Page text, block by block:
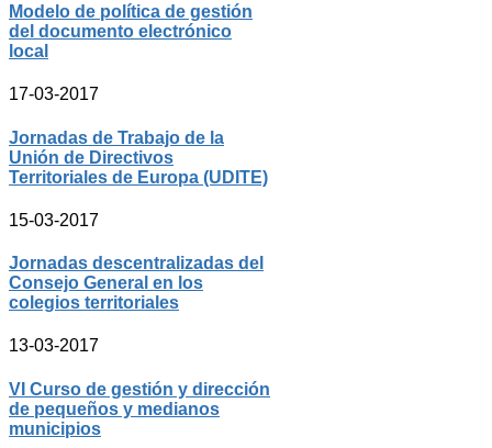
Modelo de política de gestión
del documento electrónico
local
17-03-2017
Jornadas de Trabajo de la
Unión de Directivos
Territoriales de Europa (UDITE)
15-03-2017
Jornadas descentralizadas del
Consejo General en los
colegios territoriales
13-03-2017
VI Curso de gestión y dirección
de pequeños y medianos
municipios